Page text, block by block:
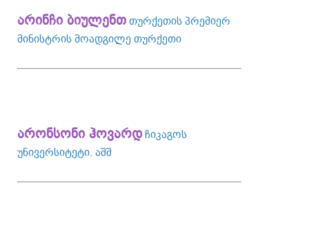
არინჩი ბიულენთთურქეთის პრემიერ
მინისტრის მოადგილე თურქეთი
არონსონი ჰოვარდჩიკაგოს
უნივერსიტეტი. აშშ